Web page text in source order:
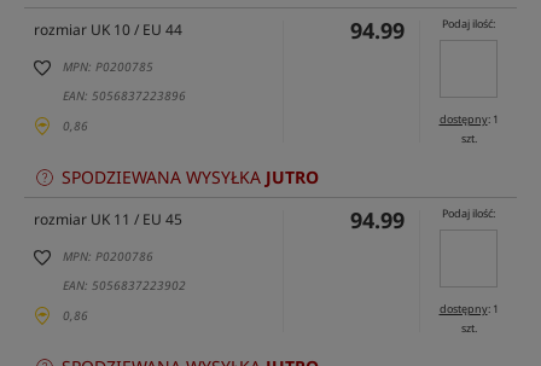
rozmiar UK 10 / EU 44
MPN: P0200785
EAN: 5056837223896
0,86
94.99 Podaj ilość:
dostępny: 1
szt.
SPODZIEWANA WYSYŁKA JUTRO
rozmiar UK 11 / EU 45
MPN: P0200786
EAN: 5056837223902
0,86
94.99 Podaj ilość:
dostępny: 1
szt.